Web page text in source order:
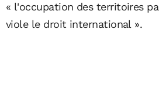
« l'occupation des territoires
viole le droit international ».